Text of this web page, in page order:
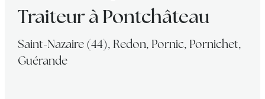
Traiteur à Pontchâteau
Saint-Nazaire (44), Redon, Pornic, Pornichet,
Guérande